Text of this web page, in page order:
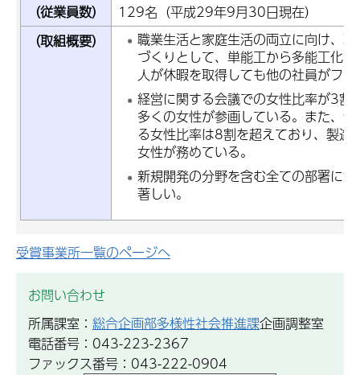
（従業員数）
129名（平成29年9月30日現在）
（取組概要）
職業生活と家庭生活の両立に向け、
づくりとして、単能工から多能工化
人が休暇を取得しても他の社員がフ
経営に関する会議での女性比率が3割
多くの女性が参画している。また、
る女性比率は8割を超えており、製造
女性が務めている。
新規開発の分野を含む全ての部署に
著しい。
受賞事業所一覧のページへ
お問い合わせ
所属課室： 総合企画部多様性社会推進課企画調整室
電話番号：043-223-2367
ファックス番号：043-222-0904